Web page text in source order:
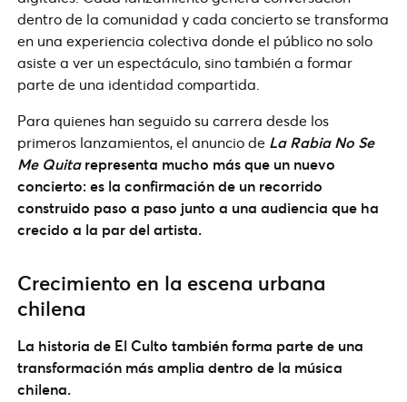
dentro de la comunidad y cada concierto se transforma
en una experiencia colectiva donde el público no solo
asiste a ver un espectáculo, sino también a formar
parte de una identidad compartida.
Para quienes han seguido su carrera desde los
primeros lanzamientos, el anuncio de La Rabia No Se
Me Quitarepresenta mucho más que un nuevo
concierto: es la confirmación de un recorrido
construido paso a paso junto a una audiencia que ha
crecido a la par del artista.
Crecimiento en la escena urbana
chilena
La historia de El Culto también forma parte de una
transformación más amplia dentro de la música
chilena.